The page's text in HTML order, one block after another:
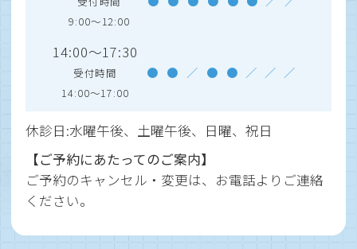
9:00～12:00
14:00～17:30
受付時間
14:00～17:00
● ● ／ ● ● ／ ／ ／
休診日:水曜午後、土曜午後、日曜、祝日
【ご予約にあたってのご案内】
ご予約のキャンセル・変更は、お電話よりご連絡
ください。